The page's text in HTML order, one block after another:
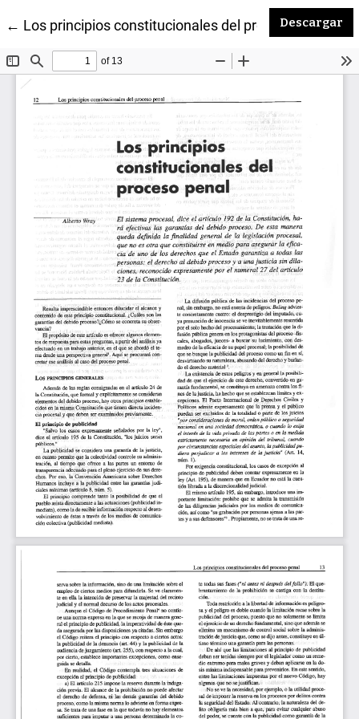
← Volver a los detalles del artículo
Los principios constitucionales del proceso penal
Descargar